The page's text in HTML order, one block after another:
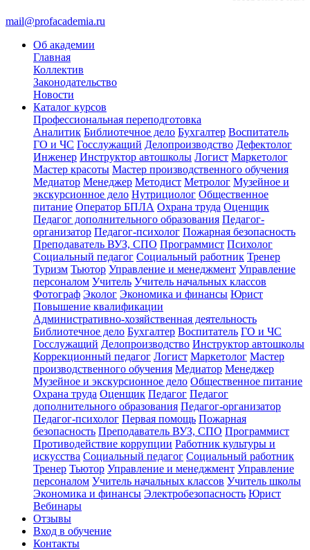
mail@profacademia.ru
Об академии
Главная
Коллектив
Законодательство
Новости
Каталог курсов
Профессиональная переподготовка
Аналитик Библиотечное дело Бухгалтер Воспитатель
ГО и ЧС Госслужащий Делопроизводство Дефектолог
Инженер Инструктор автошколы Логист Маркетолог
Мастер красоты Мастер производственного обучения
Медиатор Менеджер Методист Метролог Музейное и
экскурсионное дело Нутрициолог Общественное
питание Оператор БПЛА Охрана труда Оценщик
Педагог дополнительного образования Педагог-
организатор Педагог-психолог Пожарная безопасность
Преподаватель ВУЗ, СПО Программист Психолог
Социальный педагог Социальный работник Тренер
Туризм Тьютор Управление и менеджмент Управление
персоналом Учитель Учитель начальных классов
Фотограф Эколог Экономика и финансы Юрист
Повышение квалификации
Административно-хозяйственная деятельность
Библиотечное дело Бухгалтер Воспитатель ГО и ЧС
Госслужащий Делопроизводство Инструктор автошколы
Коррекционный педагог Логист Маркетолог Мастер
производственного обучения Медиатор Менеджер
Музейное и экскурсионное дело Общественное питание
Охрана труда Оценщик Педагог Педагог
дополнительного образования Педагог-организатор
Педагог-психолог Первая помощь Пожарная
безопасность Преподаватель ВУЗ, СПО Программист
Противодействие коррупции Работник культуры и
искусства Социальный педагог Социальный работник
Тренер Тьютор Управление и менеджмент Управление
персоналом Учитель начальных классов Учитель школы
Экономика и финансы Электробезопасность Юрист
Вебинары
Отзывы
Вход в обучение
Контакты